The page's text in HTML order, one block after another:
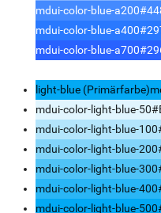
mdui-color-blue-a200
mdui-color-blue-a400
mdui-color-blue-a700
light-blue (Primärfarbe)
mdui-color-light-blue-50
mdui-color-light-blue-100
mdui-color-light-blue-200
mdui-color-light-blue-300
mdui-color-light-blue-400
mdui-color-light-blue-500